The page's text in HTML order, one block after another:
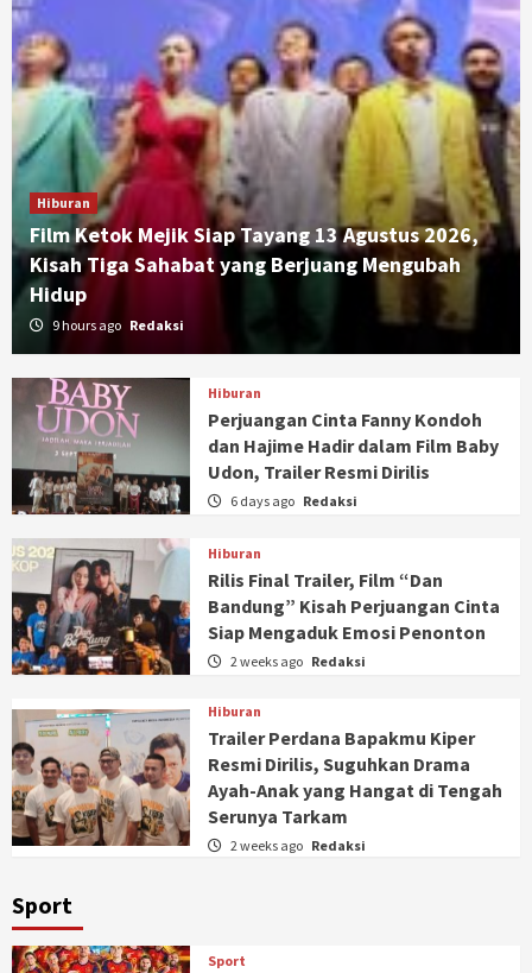
Hiburan
Film Ketok Mejik Siap Tayang 13 Agustus 2026,
Kisah Tiga Sahabat yang Berjuang Mengubah
Hidup
9 hours ago Redaksi
Hiburan
Perjuangan Cinta Fanny Kondoh
dan Hajime Hadir dalam Film Baby
Udon, Trailer Resmi Dirilis
6 days ago Redaksi
Hiburan
Rilis Final Trailer, Film “Dan
Bandung” Kisah Perjuangan Cinta
Siap Mengaduk Emosi Penonton
2 weeks ago Redaksi
Hiburan
Trailer Perdana Bapakmu Kiper
Resmi Dirilis, Suguhkan Drama
Ayah-Anak yang Hangat di Tengah
Serunya Tarkam
2 weeks ago Redaksi
Sport
Sport